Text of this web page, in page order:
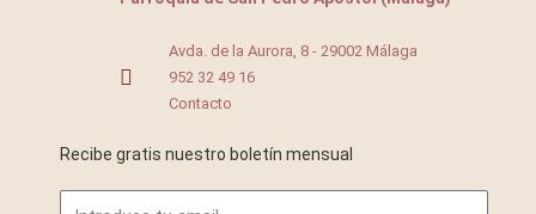
Avda. de la Aurora, 8 - 29002 Málaga
952 32 49 16
Contacto
Recibe gratis nuestro boletín mensual